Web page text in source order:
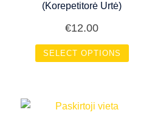
(Korepetitorė Urtė)
€12.00
SELECT OPTIONS